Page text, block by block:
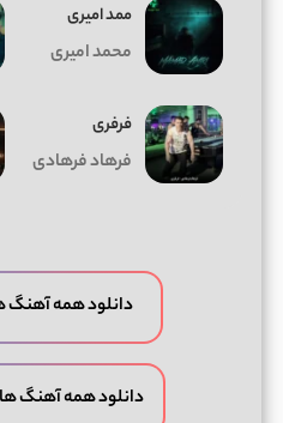
ممد امیری
محمد امیری
فرفری
فرهاد فرهادی
دانلود همه آهنگ
دانلود همه آهنگ